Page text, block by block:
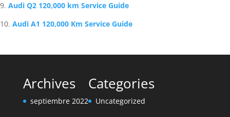
Audi Q2 120,000 km Service Guide
Audi A1 120,000 Km Service Guide
Archives
septiembre 2022
Categories
Uncategorized